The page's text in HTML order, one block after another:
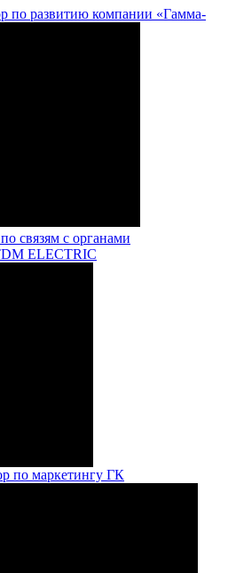
по развитию компании «Гамма-
связям с органами
ELECTRIC
по маркетингу ГК